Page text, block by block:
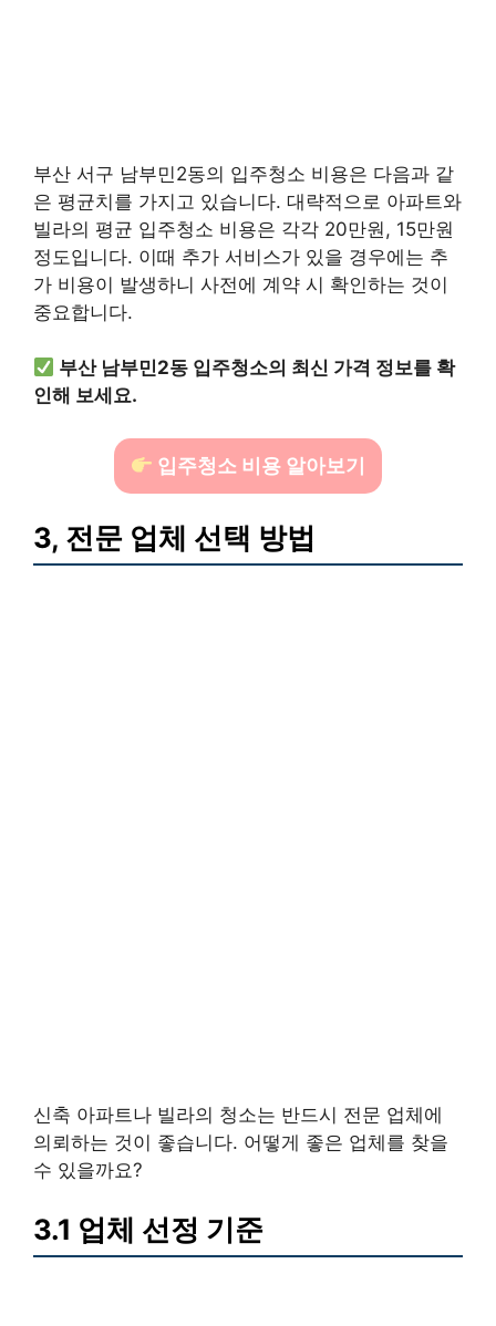
부산 서구 남부민2동의 입주청소 비용은 다음과 같
은 평균치를 가지고 있습니다. 대략적으로 아파트와
빌라의 평균 입주청소 비용은 각각 20만원, 15만원
정도입니다. 이때 추가 서비스가 있을 경우에는 추
가 비용이 발생하니 사전에 계약 시 확인하는 것이
중요합니다.
부산 남부민2동 입주청소의 최신 가격 정보를 확
인해 보세요.
입주청소 비용 알아보기
3, 전문 업체 선택 방법
신축 아파트나 빌라의 청소는 반드시 전문 업체에
의뢰하는 것이 좋습니다. 어떻게 좋은 업체를 찾을
수 있을까요?
3.1 업체 선정 기준